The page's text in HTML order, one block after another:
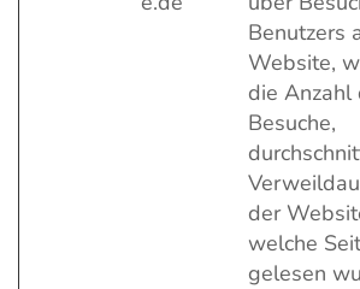
Benutzers
Website,
die Anzahl
Besuche,
der
welche
gelesen